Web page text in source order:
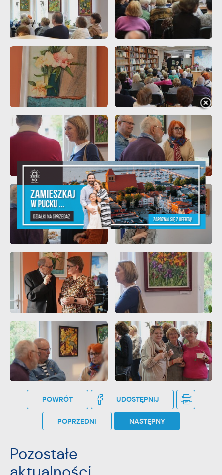
POWRÓT UDOSTĘPNIJ
POPRZEDNI NASTĘPNY
Pozostałe